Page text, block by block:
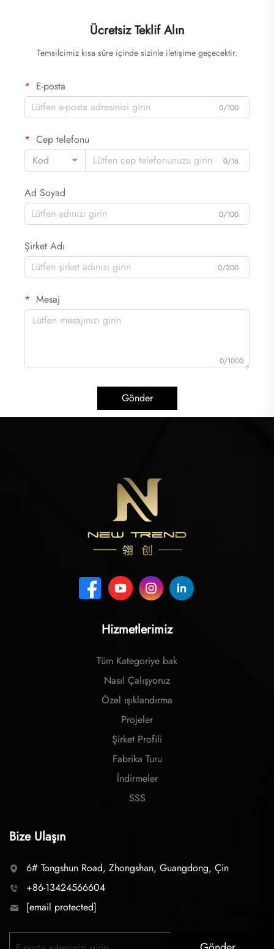
Ücretsiz Teklif Alın
Temsilcimiz kısa süre içinde sizinle iletişime geçecektir.
E-posta
0/100
Cep telefonu
Kod
0/16
Ad Soyad
0/100
Şirket Adı
0/200
Mesaj
0/1000
Gönder
Hizmetlerimiz
Tüm Kategoriye bak
Nasıl Çalışyoruz
Özel ışıklandırma
Projeler
Şirket Profili
Fabrika Turu
İndirmeler
SSS
Bize Ulaşın
6# Tongshun Road, Zhongshan, Guangdong, Çin
+86-13424566604
[email protected]